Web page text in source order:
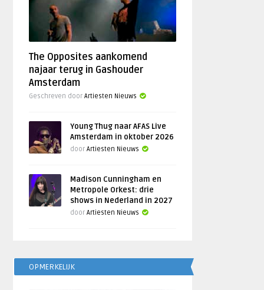
The Opposites aankomend
najaar terug in Gashouder
Amsterdam
Geschreven doorArtiesten Nieuws
Young Thug naar AFAS Live
Amsterdam in oktober 2026
doorArtiesten Nieuws
Madison Cunningham en
Metropole Orkest: drie
shows in Nederland in 2027
doorArtiesten Nieuws
OPMERKELIJK